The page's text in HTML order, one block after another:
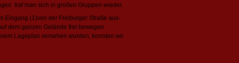
traf man sich in großen Gruppen wieder.
Eingang (1)von der Freiburger Straße aus-
dem ganzen Gelände frei bewegen
Lageplan versehen wurden, konnten wir